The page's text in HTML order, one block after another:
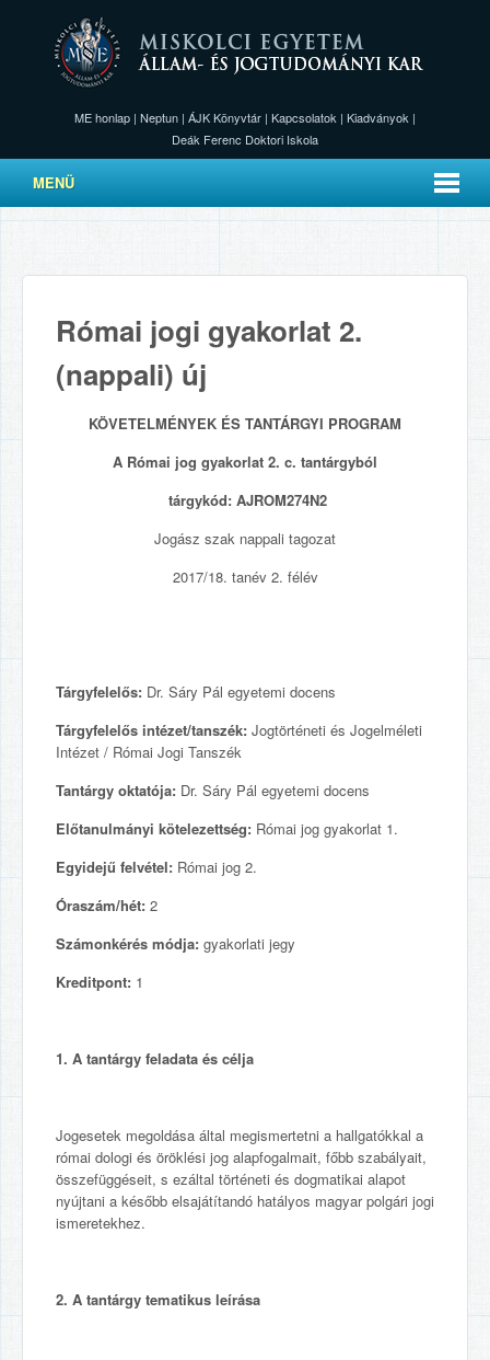
ME honlap | Neptun | ÁJK Könyvtár | Kapcsolatok | Kiadványok |
Deák Ferenc Doktori Iskola
MENÜ
Római jogi gyakorlat 2.
(nappali) új
KÖVETELMÉNYEK ÉS TANTÁRGYI PROGRAM
A Római jog gyakorlat 2. c. tantárgyból
tárgykód: AJROM274N2
Jogász szak nappali tagozat
2017/18. tanév 2. félév
Tárgyfelelős: Dr. Sáry Pál egyetemi docens
Tárgyfelelős intézet/tanszék: Jogtörténeti és Jogelméleti
Intézet / Római Jogi Tanszék
Tantárgy oktatója: Dr. Sáry Pál egyetemi docens
Előtanulmányi kötelezettség: Római jog gyakorlat 1.
Egyidejű felvétel: Római jog 2.
Óraszám/hét: 2
Számonkérés módja: gyakorlati jegy
Kreditpont: 1
1. A tantárgy feladata és célja
Jogesetek megoldása által megismertetni a hallgatókkal a
római dologi és öröklési jog alapfogalmait, főbb szabályait,
összefüggéseit, s ezáltal történeti és dogmatikai alapot
nyújtani a később elsajátítandó hatályos magyar polgári jogi
ismeretekhez.
2. A tantárgy tematikus leírása